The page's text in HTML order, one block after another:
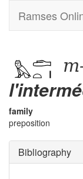
Ramses
family
preposition
Bibliography